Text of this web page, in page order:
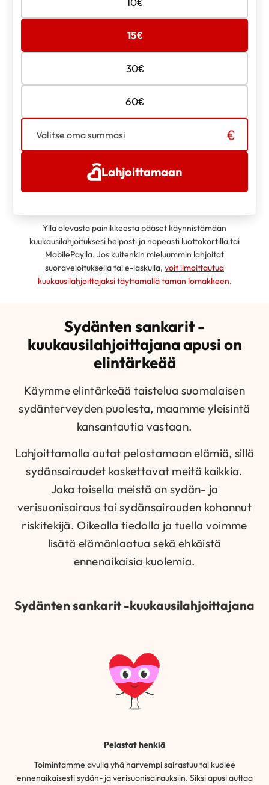
määrä
15€
30€
60€
Valitse oma summasi
Lahjoittamaan
Yllä olevasta painikkeesta pääset käynnistämään
kuukausilahjoituksesi helposti ja nopeasti luottokortilla tai
MobilePaylla. Jos kuitenkin mieluummin lahjoitat
suoraveloituksella tai e-laskulla, voit ilmoittautua
kuukausilahjoittajaksi täyttämällä tämän lomakkeen.
Sydänten sankarit -
kuukausilahjoittajana apusi on
elintärkeää
Käymme elintärkeää taistelua suomalaisen
sydänterveyden puolesta, maamme yleisintä
kansantautia vastaan.
Lahjoittamalla autat pelastamaan elämiä, sillä
sydänsairaudet koskettavat meitä kaikkia.
Joka toisella meistä on sydän- ja
verisuonisairaus tai sydänsairauden kohonnut
riskitekijä. Oikealla tiedolla ja tuella voimme
lisätä elämänlaatua sekä ehkäistä
ennenaikaisia kuolemia.
Sydänten sankarit -kuukausilahjoittajana
Pelastat henkiä
Toimintamme avulla yhä harvempi sairastuu tai kuolee
ennenaikaisesti sydän- ja verisuonisairauksiin. Siksi apusi auttaa